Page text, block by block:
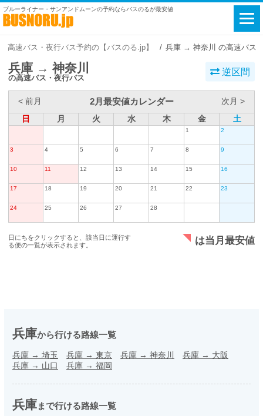
ブルーライナー・サンアンドムーンの予約ならバスのるが最安値
高速バス・夜行バス予約の【バスのる.jp】 兵庫 → 神奈川 の高速バス
兵庫 → 神奈川
の高速バス・夜行バス
逆区間
< 前月 2月最安値カレンダー
次月 >
日
月 火 水 木 金 土
1 2
3 4 5 6 7 8 9
10 11 12 13 14 15 16
17 18 19 20 21 22 23
24 25 26 27 28
日にちをクリックすると、該当日に運行す
る便の一覧が表示されます。
は当月最安値
兵庫から行ける路線一覧
兵庫 → 埼玉 兵庫 → 東京 兵庫 → 神奈川 兵庫 → 大阪
兵庫 → 山口 兵庫 → 福岡
兵庫まで行ける路線一覧